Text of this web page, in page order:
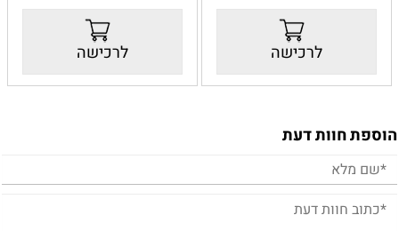
לרכישה לרכישה
הוספת חוות דעת